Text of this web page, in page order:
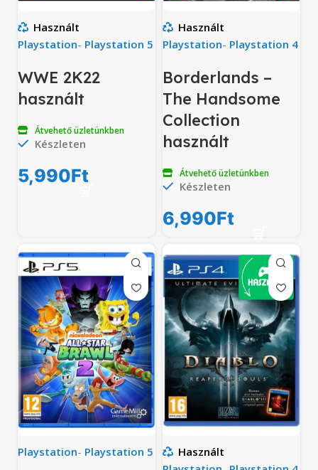
Használt
Playstation- Playstation 5
WWE 2K22
használt
Átvehető üzletünkben
Készleten
5,990Ft
Használt
Playstation- Playstation 4
Borderlands –
The Handsome
Collection
használt
Átvehető üzletünkben
Készleten
6,990Ft
Playstation- Playstation 5
Használt